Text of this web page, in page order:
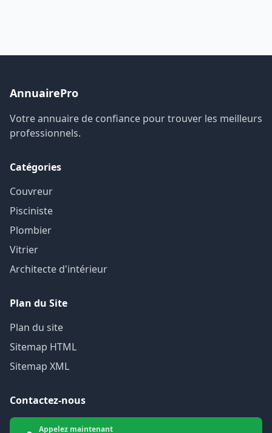
AnnuairePro
Votre annuaire de confiance pour trouver les meilleurs
professionnels.
Catégories
Couvreur
Pisciniste
Plombier
Vitrier
Architecte d'intérieur
Plan du Site
Plan du site
Sitemap HTML
Sitemap XML
Contactez-nous
Appelez maintenant